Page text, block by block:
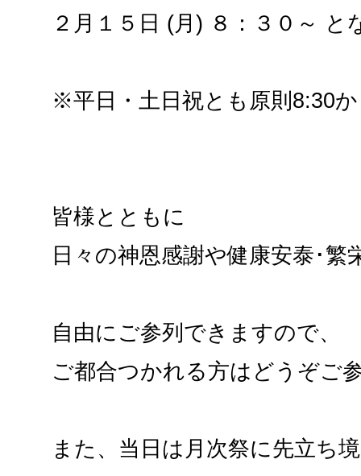
２月１５日 (月) ８：３０～ と
※平日・土日祝とも原則8:30
皆様とともに
日々の神恩感謝や健康安泰･繁
自由にご参列できますので、
ご都合つかれる方はどうぞご
また、当日は月次祭に先立ち